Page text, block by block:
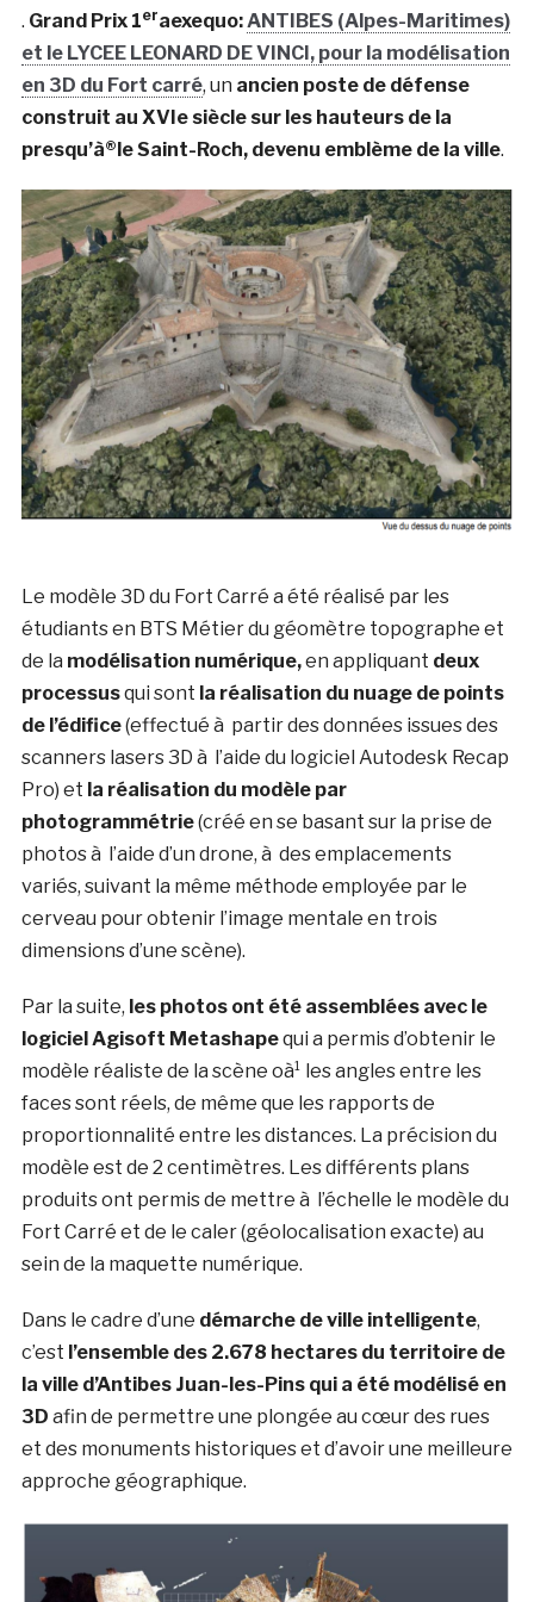
. Grand Prix 1eraexequo: ANTIBES (Alpes-Maritimes)
et le LYCEE LEONARD DE VINCI, pour la modélisation
en 3D du Fort carré, un ancien poste de défense
construit au XVIe siècle sur les hauteurs de la
presqu’à®le Saint-Roch, devenu emblème de la ville.
Le modèle 3D du Fort Carré a été réalisé par les
étudiants en BTS Métier du géomètre topographe et
de la modélisation numérique,en appliquant deux
processusqui sont la réalisation du nuage de points
de l’édifice(effectué à partir des données issues des
scanners lasers 3D à l’aide du logiciel Autodesk Recap
Pro) et la réalisation du modèle par
photogrammétrie(créé en se basant sur la prise de
photos à l’aide d’un drone, à des emplacements
variés, suivant la même méthode employée par le
cerveau pour obtenir l’image mentale en trois
dimensions d’une scène).
Par la suite, les photos ont été assemblées avec le
logiciel Agisoft Metashapequi a permis d’obtenir le
modèle réaliste de la scène oà¹ les angles entre les
faces sont réels, de même que les rapports de
proportionnalité entre les distances. La précision du
modèle est de 2 centimètres. Les différents plans
produits ont permis de mettre à l’échelle le modèle du
Fort Carré et de le caler (géolocalisation exacte) au
sein de la maquette numérique.
Dans le cadre d’une démarche de ville intelligente,
c’est l’ensemble des 2.678 hectares du territoire de
la ville d’Antibes Juan-les-Pins qui a été modélisé en
3D afin de permettre une plongée au cœur des rues
et des monuments historiques et d’avoir une meilleure
approche géographique.